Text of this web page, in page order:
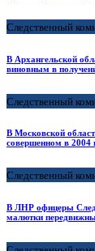
Следственный
В Архангельской
виновным в
Следственный
В Московской
совершенном в 2004
Следственный
В ЛНР офицеры
малютки